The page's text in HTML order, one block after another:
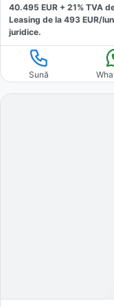
40.495 EUR + 21% TVA
Leasing de la 493 EUR/
juridice.
Sună